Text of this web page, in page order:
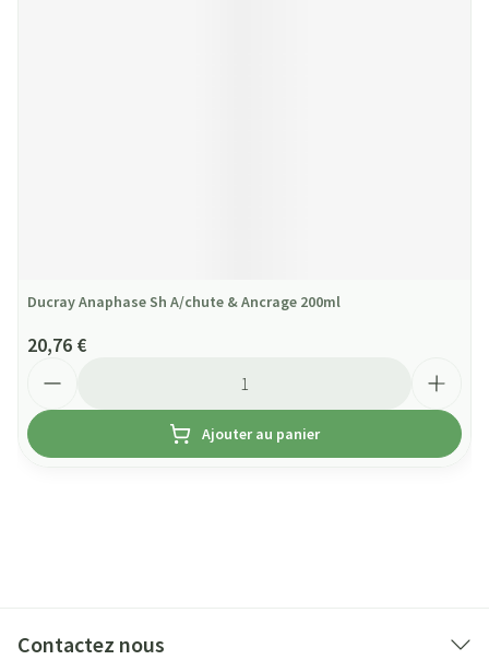
Ducray Anaphase Sh A/chute & Ancrage 200ml
20,76 €
Ajouter au panier
Contactez nous